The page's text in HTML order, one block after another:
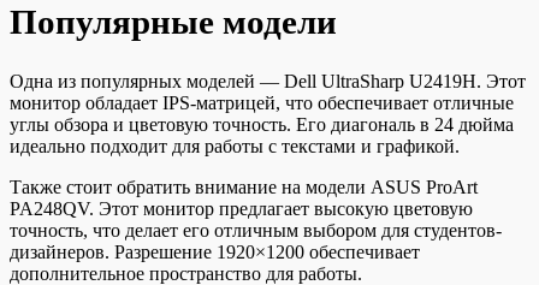
Популярные модели
Одна из популярных моделей — Dell UltraSharp U2419H. Этот
монитор обладает IPS-матрицей, что обеспечивает отличные
углы обзора и цветовую точность. Его диагональ в 24 дюйма
идеально подходит для работы с текстами и графикой.
Также стоит обратить внимание на модели ASUS ProArt
PA248QV. Этот монитор предлагает высокую цветовую
точность, что делает его отличным выбором для студентов-
дизайнеров. Разрешение 1920×1200 обеспечивает
дополнительное пространство для работы.